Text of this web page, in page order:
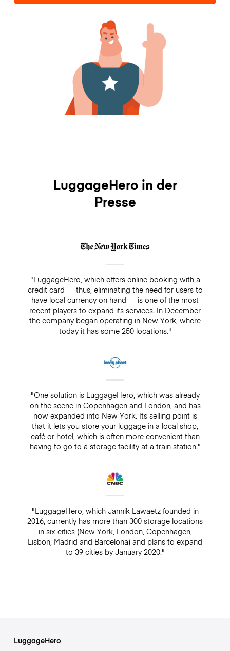
LuggageHero in der
Presse
"LuggageHero, which offers online booking with a
credit card — thus, eliminating the need for users to
have local currency on hand — is one of the most
recent players to expand its services. In December
the company began operating in New York, where
today it has some 250 locations."
"One solution is LuggageHero, which was already
on the scene in Copenhagen and London, and has
now expanded into New York. Its selling point is
that it lets you store your luggage in a local shop,
café or hotel, which is often more convenient than
having to go to a storage facility at a train station."
"LuggageHero, which Jannik Lawaetz founded in
2016, currently has more than 300 storage locations
in six cities (New York, London, Copenhagen,
Lisbon, Madrid and Barcelona) and plans to expand
to 39 cities by January 2020."
LuggageHero